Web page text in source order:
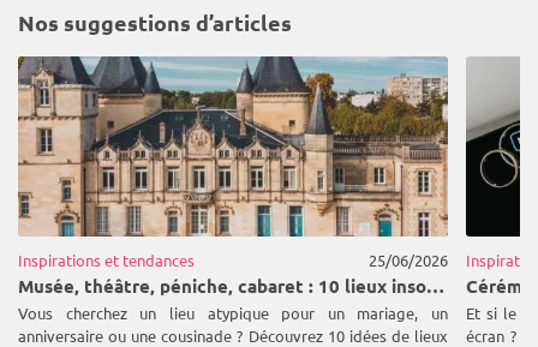
Nos suggestions d’articles
Inspirations et tendances 25/06/2026
Musée, théâtre, péniche, cabaret : 10 lieux insolites pour célébrer un événement privé
Vous cherchez un lieu atypique pour un mariage, un
anniversaire ou une cousinade ? Découvrez 10 idées de lieux
Et si le
écran ?